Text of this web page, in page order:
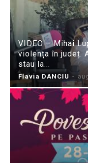
VIDEO – Mihai
violența în județ.
stau la...
Flavia DANCIU -